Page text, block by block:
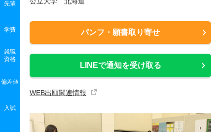
パンフ・願書取り寄せ
LINEで通知を受け取る
WEB出願関連情報
先輩
学費
就職
資格
偏差値
入試